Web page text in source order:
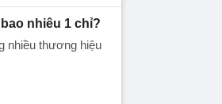
nhiêu 1 chỉ?
nhiều thương hiệu